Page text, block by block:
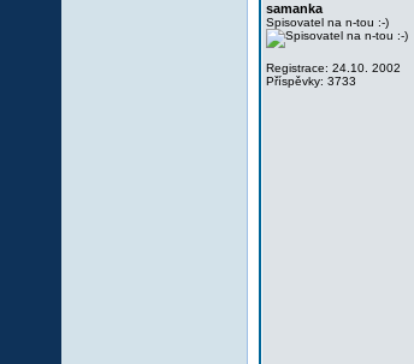
samanka
Spisovatel na n-tou :-)
Registrace: 24.10. 2002
Příspěvky: 3733